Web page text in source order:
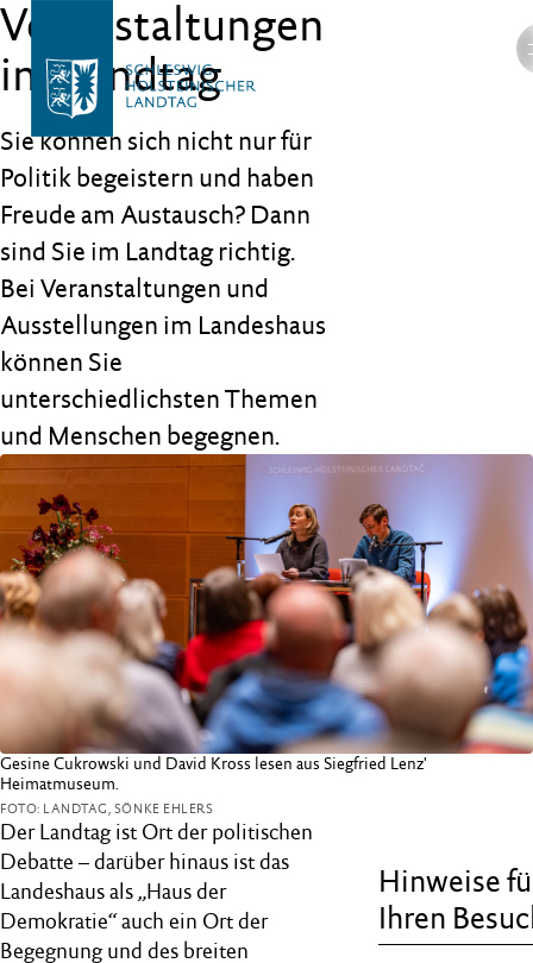
Veranstaltungen
im Landtag
Sie können sich nicht nur für
Politik begeistern und haben
Freude am Austausch? Dann
sind Sie im Landtag richtig.
Bei Veranstaltungen und
Ausstellungen im Landeshaus
können Sie
unterschiedlichsten Themen
und Menschen begegnen.
Gesine Cukrowski und David Kross lesen aus Siegfried Lenz'
Heimatmuseum.
FOTO: LANDTAG, SÖNKE EHLERS
Der Landtag ist Ort der politischen
Debatte – darüber hinaus ist das
Landeshaus als „Haus der
Demokratie“ auch ein Ort der
Begegnung und des breiten
Hinweise
Ihren